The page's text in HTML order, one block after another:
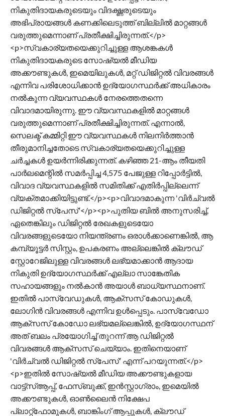
നികുതിദായകരുടെയും വിദഗ്ദ്ധരുടെയും
അഭിപ്രായങ്ങള്‍ കണക്കിലെടുത്ത് ബില്ലില്‍ മാറ്റങ്ങള്‍
വരുത്തുമെന്നാണ് പ്രതീക്ഷിച്ചിരുന്നത്.</p>
<p>സ്വകാര്യതയെക്കുറിച്ചുള്ള ആശങ്കകള്‍
നികുതിദായകരുടെ സോഷ്യല്‍ മീഡിയ
അക്കൗണ്ടുകള്‍, ഇമെയിലുകള്‍, മറ്റ് ഡിജിറ്റല്‍ വിവരങ്ങള്‍
എന്നിവ പരിശോധിക്കാന്‍ ഉദ്യോഗസ്ഥര്‍ക്ക് അധികാരം
നല്‍കുന്ന വ്യവസ്ഥകള്‍ നേരത്തെതന്നെ
വിവാദമായിരുന്നു. ഈ വ്യവസ്ഥകളില്‍ മാറ്റങ്ങള്‍
വരുത്തുമെന്നാണ് പ്രതീക്ഷിച്ചിരുന്നത്. എന്നാല്‍,
സെലക്ട് കമ്മിറ്റി ഈ വ്യവസ്ഥകള്‍ നിലനിര്‍ത്താന്‍
തീരുമാനിച്ചതോടെ സ്വകാര്യതയെക്കുറിച്ചുള്ള
ചര്‍ച്ചകള്‍ ഉയര്‍ന്നിരിക്കുന്നത്. കഴിഞ്ഞ 21-ആം തീയതി
പാര്‍ലമെന്റില്‍ സമര്‍പ്പിച്ച 4,575 പേജുള്ള റിപ്പോര്‍ട്ടില്‍,
വിവാദ വ്യവസ്ഥകളില്‍ സമിതിക്ക് എതിര്‍പ്പില്ലെന്ന്
വ്യക്തമാക്കിയിട്ടുണ്ട്.</p><p>വിവാദമാകുന്ന 'വിര്‍ച്വല്‍
ഡിജിറ്റല്‍ സ്‌പേസ്'</p><p>പുതിയ ബില്‍ അനുസരിച്ച്,
ഏതെങ്കിലും ഡിജിറ്റല്‍ രേഖകളുടെയോ
വിവരങ്ങളുടെയോ നിയന്ത്രണം ഒരാള്‍ക്കാണെങ്കില്‍, ആ
കമ്പ്യൂട്ടര്‍ സിസ്റ്റം, ഉപകരണം അല്ലെങ്കില്‍ ക്ലൗഡ്
സ്റ്റോറേജിലുള്ള വിവരങ്ങള്‍ ലഭ്യമാക്കാന്‍ ആദായ
നികുതി ഉദ്യോഗസ്ഥര്‍ക്ക് എല്ലാ സാങ്കേതിക
സഹായങ്ങളും നല്‍കാന്‍ അയാള്‍ ബാധ്യസ്ഥനാണ്.
ഇതില്‍ പാസ്വേഡുകള്‍, ആക്‌സസ് കോഡുകള്‍,
ലോഗിന്‍ വിവരങ്ങള്‍ എന്നിവ ഉള്‍പ്പെടും. പാസ്വേഡോ
ആക്‌സസ് കോഡോ ലഭ്യമല്ലെങ്കില്‍, ഉദ്യോഗസ്ഥന്
അത് ബലം പ്രയോഗിച്ച് തുറന്ന് ആ ഡിജിറ്റല്‍
വിവരങ്ങള്‍ ആക്‌സസ് ചെയ്യാം. ഇതിനെയാണ്
'വിര്‍ച്വല്‍ ഡിജിറ്റല്‍ സ്‌പേസ്' എന്ന് പറയുന്നത്.</p>
<p>ഇതില്‍ സോഷ്യല്‍ മീഡിയ അക്കൗണ്ടുകളായ
വാട്ട്സ്ആപ്പ്, ഫേസ്ബുക്ക്, ഇന്‍സ്റ്റാഗ്രാം, ഇമെയില്‍
അക്കൗണ്ടുകള്‍, ഓണ്‍ലൈന്‍ നിക്ഷേപ
പ്ലാറ്റ്ഫോമുകള്‍, ബാങ്കിംഗ് ആപ്പുകള്‍, ക്ലൗഡ്